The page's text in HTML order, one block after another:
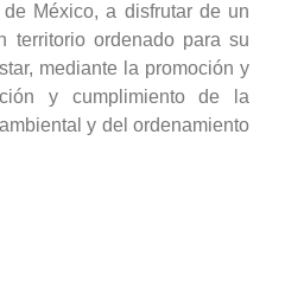
México, a disfrutar de un
territorio ordenado para su
mediante la promoción y
y cumplimiento de la
y del ordenamiento